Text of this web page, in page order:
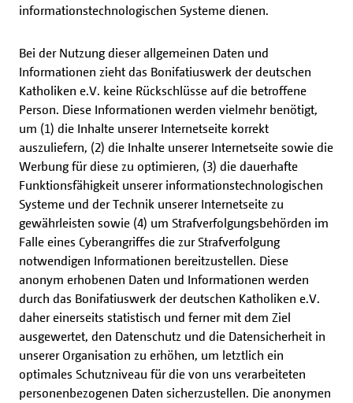
informationstechnologischen Systeme dienen.
Bei der Nutzung dieser allgemeinen Daten und
Informationen zieht das Bonifatiuswerk der deutschen
Katholiken e.V. keine Rückschlüsse auf die betroffene
Person. Diese Informationen werden vielmehr benötigt,
um (1) die Inhalte unserer Internetseite korrekt
auszuliefern, (2) die Inhalte unserer Internetseite sowie die
Werbung für diese zu optimieren, (3) die dauerhafte
Funktionsfähigkeit unserer informationstechnologischen
Systeme und der Technik unserer Internetseite zu
gewährleisten sowie (4) um Strafverfolgungsbehörden im
Falle eines Cyberangriffes die zur Strafverfolgung
notwendigen Informationen bereitzustellen. Diese
anonym erhobenen Daten und Informationen werden
durch das Bonifatiuswerk der deutschen Katholiken e.V.
daher einerseits statistisch und ferner mit dem Ziel
ausgewertet, den Datenschutz und die Datensicherheit in
unserer Organisation zu erhöhen, um letztlich ein
optimales Schutzniveau für die von uns verarbeiteten
personenbezogenen Daten sicherzustellen. Die anonymen